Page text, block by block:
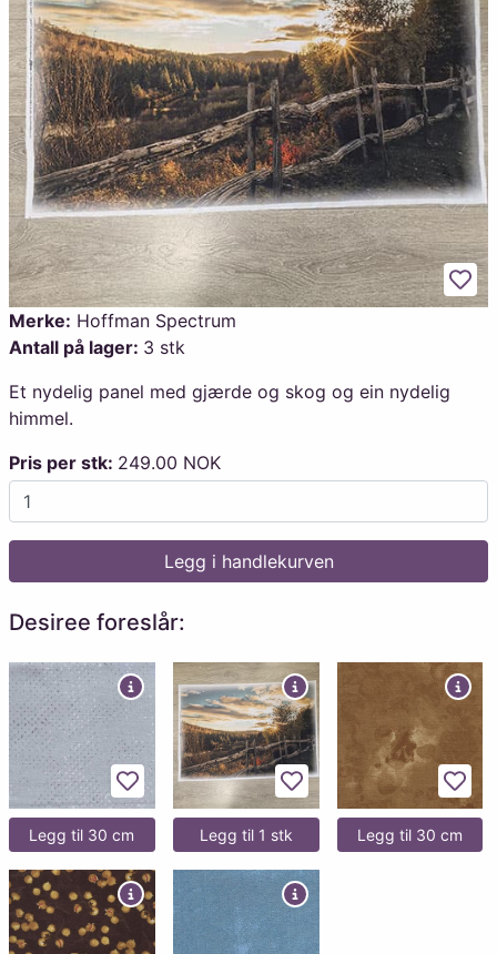
Merke: Hoffman Spectrum
Antall på lager: 3 stk
Et nydelig panel med gjærde og skog og ein nydelig
himmel.
Pris per stk: 249.00 NOK
Legg i handlekurven
Desiree foreslår:
Legg til favoritter
Legg til 30 cm
Legg til favoritter
Legg til 1 stk Legg til 30 cm